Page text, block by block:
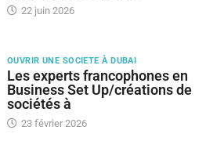
22 juin 2026
OUVRIR UNE SOCIETE À DUBAI
Les experts francophones en
Business Set Up/créations de
sociétés à
23 février 2026